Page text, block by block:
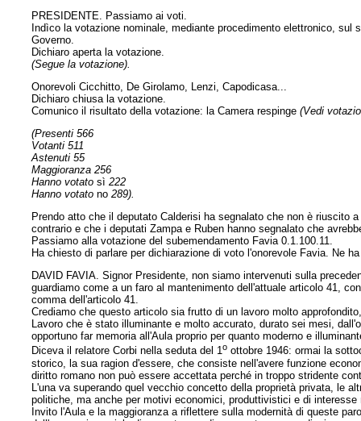
PRESIDENTE. Passiamo ai voti.
Indìco la votazione nominale, mediante procedimento elettronico,
Governo.
Dichiaro aperta la votazione.
(Segue la votazione).
Onorevoli Cicchitto, De Girolamo, Lenzi, Capodicasa...
Dichiaro chiusa la votazione.
Comunico il risultato della votazione: la Camera respinge(Vedi
(Presenti 566
Votanti 511
Astenuti 55
Maggioranza 256
Hanno votato sì222
Hanno votato no289).
Prendo atto che il deputato Calderisi ha segnalato che non è riuscito
contrario e che i deputati Zampa e Ruben hanno segnalato che
Passiamo alla votazione del subemendamento Favia 0.1.100.11.
Ha chiesto di parlare per dichiarazione di voto l'onorevole Favia. Ne
DAVID FAVIA. Signor Presidente, non siamo intervenuti sulla
guardiamo come a un faro al mantenimento dell'attuale articolo 41,
comma dell'articolo 41.
Crediamo che questo articolo sia frutto di un lavoro molto
Lavoro che è stato illuminante e molto accurato, durato sei mesi,
opportuno far memoria all'Aula proprio per quanto moderno e
Diceva il relatore Corbi nella seduta del 1o ottobre 1946: ormai la
storico, la sua ragion d'essere, che consiste nell'avere funzione
diritto romano non può essere accettata perché in troppo stridente
L'una va superando quel vecchio concetto della proprietà privata, le
politiche, ma anche per motivi economici, produttivistici e di interesse
Invito l'Aula e la maggioranza a riflettere sulla modernità di queste